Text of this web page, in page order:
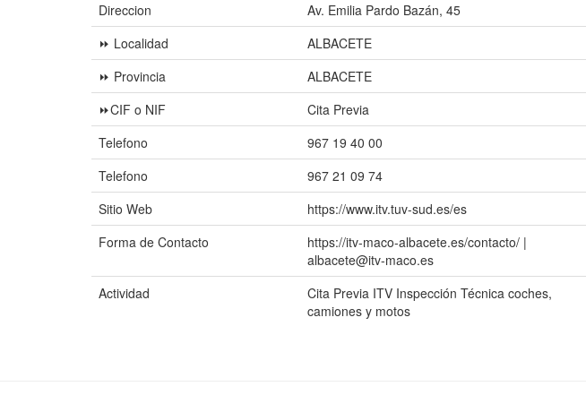
Direccion
Av. Emilia Pardo Bazán, 45
⏩ Localidad
ALBACETE
⏩ Provincia
ALBACETE
⏩CIF o NIF
Cita Previa
Telefono
967 19 40 00
Telefono
967 21 09 74
Sitio Web
https://www.itv.tuv-sud.es/es
Forma de Contacto
https://itv-maco-albacete.es/contacto/ |
albacete@itv-maco.es
Actividad
Cita Previa ITV Inspección Técnica coches,
camiones y motos